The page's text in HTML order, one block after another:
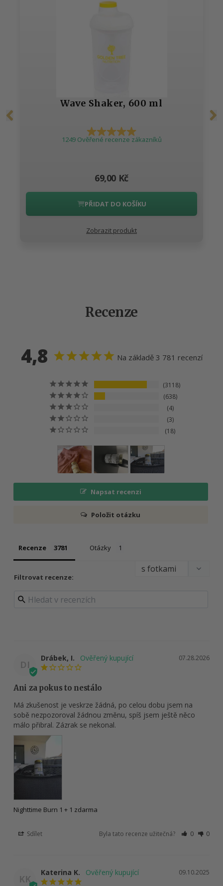
Wave Shaker, 600 ml
1249 Ověřené recenze zákazníků
69,00 Kč
PŘIDAT DO KOŠÍKU
Zobrazit produkt
Recenze
4,8 Na základě 3 781 recenzí
3118
638
4
3
18
Napsat recenzi
Položit otázku
Recenze Otázky
Filtrovat recenze:
DI
07.28.2026
Drábek, I.
Ani za pokus to nestálo
Má zkušenost je veskrze žádná, po celou dobu jsem na
sobě nezpozoroval žádnou změnu, spíš jsem ještě něco
málo přibral. Zázrak se nekonal.
Nighttime Burn 1 + 1 zdarma
Sdílet Byla tato recenze užitečná? 0 0
KK
09.10.2025
Katerina K.